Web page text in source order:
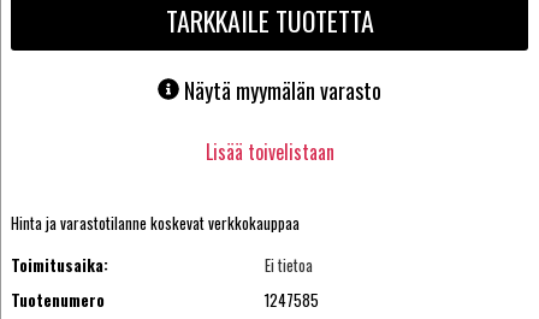
TARKKAILE TUOTETTA
Näytä myymälän varasto
Lisää toivelistaan
Hinta ja varastotilanne koskevat verkkokauppaa
Toimitusaika:
Ei tietoa
Tuotenumero
1247585